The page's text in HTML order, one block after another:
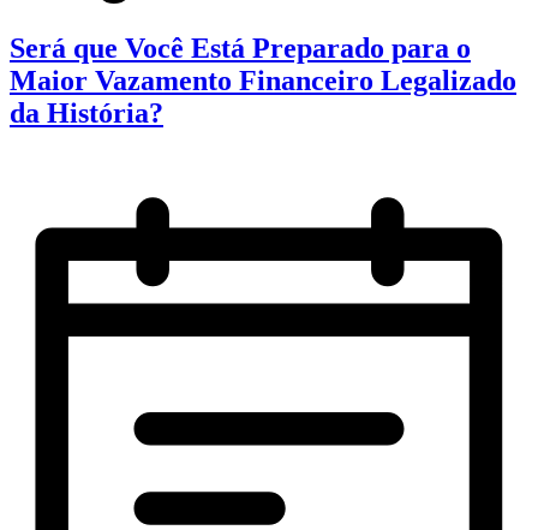
Será que Você Está Preparado para o
Maior Vazamento Financeiro Legalizado
da História?